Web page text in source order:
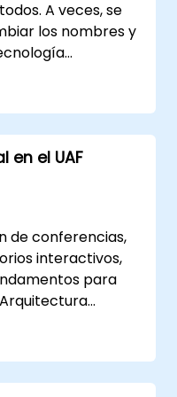
A veces, se
los nombres y
al
de la
dos objetivos
reutilizar
de patrones
pueden reducir
de diseño y
basado en sus
de
de división
en el UAF
de conferencias,
interactivos,
para
versión 1.2.